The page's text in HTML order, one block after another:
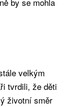
velkým
tvrdili, že děti
životní směr